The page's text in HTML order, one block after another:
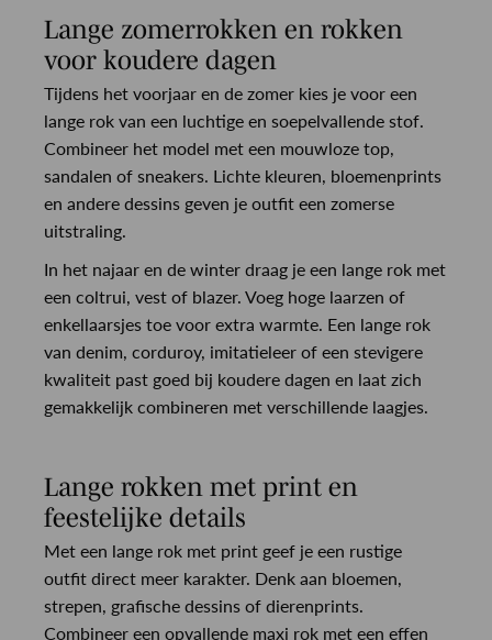
Lange zomerrokken en rokken
voor koudere dagen
Tijdens het voorjaar en de zomer kies je voor een
lange rok van een luchtige en soepelvallende stof.
Combineer het model met een mouwloze top,
sandalen of sneakers. Lichte kleuren, bloemenprints
en andere dessins geven je outfit een zomerse
uitstraling.
In het najaar en de winter draag je een lange rok met
een coltrui, vest of blazer. Voeg hoge laarzen of
enkellaarsjes toe voor extra warmte. Een lange rok
van denim, corduroy, imitatieleer of een stevigere
kwaliteit past goed bij koudere dagen en laat zich
gemakkelijk combineren met verschillende laagjes.
Lange rokken met print en
feestelijke details
Met een lange rok met print geef je een rustige
outfit direct meer karakter. Denk aan bloemen,
strepen, grafische dessins of dierenprints.
Combineer een opvallende maxi rok met een effen